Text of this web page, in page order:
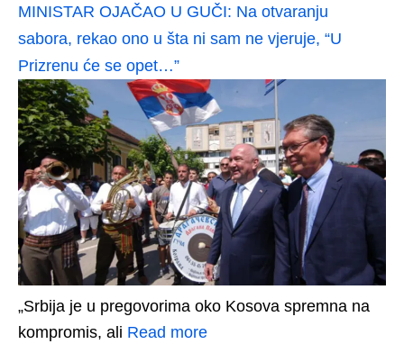
MINISTAR OJAČAO U GUČI: Na otvaranju
sabora, rekao ono u šta ni sam ne vjeruje, “U
Prizrenu će se opet…”
„Srbija je u pregovorima oko Kosova spremna na
kompromis, ali Read more